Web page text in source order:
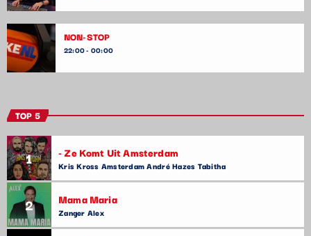
NON-STOP
22:00 - 00:00
TOP 5
1 - Ze Komt Uit Amsterdam
Kris Kross Amsterdam André Hazes Tabitha
2 Mama Maria
Zanger Alex